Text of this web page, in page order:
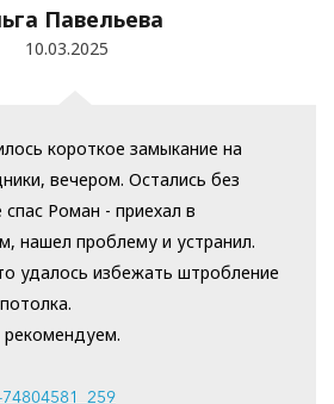
Павельева
10.03.2025
короткое замыкание на
вечером. Остались без
Роман - приехал в
нашел проблему и устранил.
удалось избежать штробление